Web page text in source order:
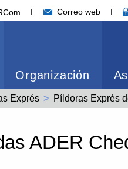
Correo web
Organización
Exprés
ADER